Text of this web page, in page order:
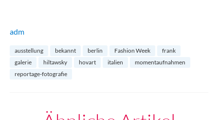
adm
ausstellung bekannt berlin Fashion Week
frank
galerie
hiltawsky hovart italien
momentaufnahmen
reportage-fotografie